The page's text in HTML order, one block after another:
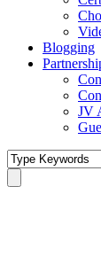
Blogging
JV